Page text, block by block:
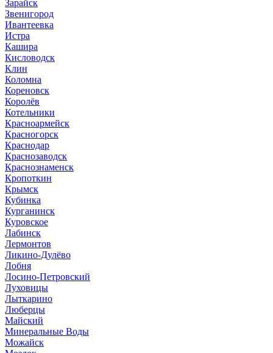
Зарайск
Звенигород
Ивантеевка
Истра
Кашира
Кисловодск
Клин
Коломна
Кореновск
Королёв
Котельники
Красноармейск
Красногорск
Краснодар
Краснозаводск
Краснознаменск
Кропоткин
Крымск
Кубинка
Курганинск
Куровское
Лабинск
Лермонтов
Ликино-Дулёво
Лобня
Лосино-Петровский
Луховицы
Лыткарино
Люберцы
Майский
Минеральные Воды
Можайск